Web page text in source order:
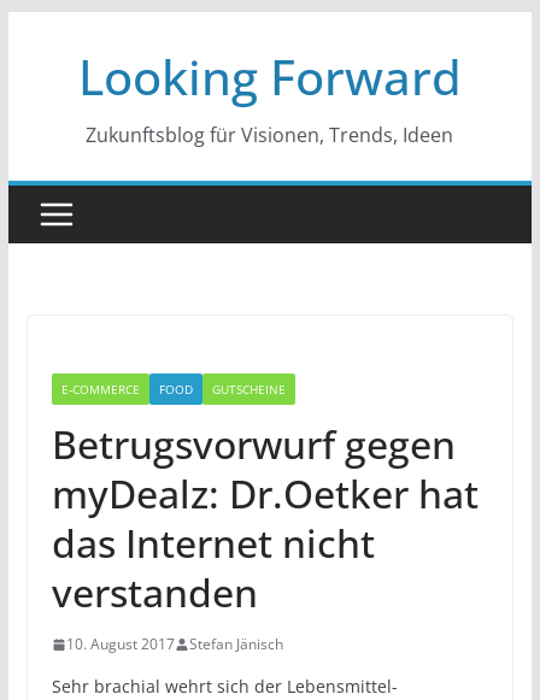
springenLooking Forward
Zukunftsblog für Visionen, Trends, Ideen
E-COMMERCE FOOD GUTSCHEINE
Betrugsvorwurf gegen
myDealz: Dr.Oetker hat
das Internet nicht
verstanden
10. August 2017 Stefan Jänisch
Sehr brachial wehrt sich der Lebensmittel-